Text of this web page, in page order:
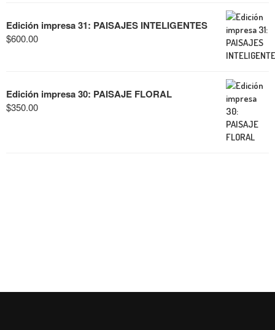
Edición impresa 31: PAISAJES INTELIGENTES
$600.00
Edición impresa 30: PAISAJE FLORAL
$350.00